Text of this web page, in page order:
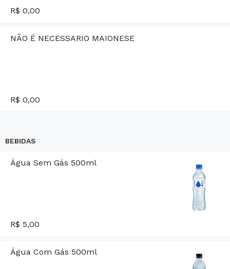
R$ 0,00
NÃO É NECESSARIO MAIONESE
R$ 0,00
BEBIDAS
Água Sem Gás 500ml
R$ 5,00
Água Com Gás 500ml